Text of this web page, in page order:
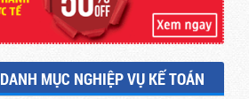
DANH MỤC NGHIỆP VỤ KẾ TOÁN